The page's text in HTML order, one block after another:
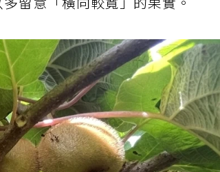
留意「橫向較寬」的果實。